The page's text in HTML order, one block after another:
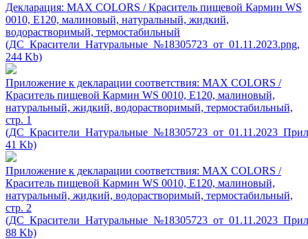
Декларация: MAX COLORS / Краситель пищевой Кармин WS
0010, Е120, малиновый, натуральный, жидкий,
водорастворимый, термостабильный
(ДС_Красители_Натуральные_№18305723_от_01.11.2023.png,
244 Kb)
Приложение к декларации соответствия: MAX COLORS /
Краситель пищевой Кармин WS 0010, Е120, малиновый,
натуральный, жидкий, водорастворимый, термостабильный,
стр. 1
41 Kb)
Приложение к декларации соответствия: MAX COLORS /
Краситель пищевой Кармин WS 0010, Е120, малиновый,
натуральный, жидкий, водорастворимый, термостабильный,
стр. 2
88 Kb)